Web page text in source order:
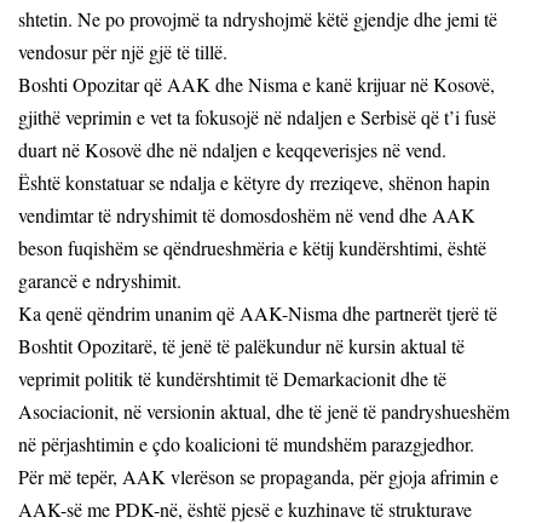
shtetin. Ne po provojmë ta ndryshojmë këtë gjendje dhe jemi të
vendosur për një gjë të tillë.
Boshti Opozitar që AAK dhe Nisma e kanë krijuar në Kosovë,
gjithë veprimin e vet ta fokusojë në ndaljen e Serbisë që t’i fusë
duart në Kosovë dhe në ndaljen e keqqeverisjes në vend.
Është konstatuar se ndalja e këtyre dy rreziqeve, shënon hapin
vendimtar të ndryshimit të domosdoshëm në vend dhe AAK
beson fuqishëm se qëndrueshmëria e këtij kundërshtimi, është
garancë e ndryshimit.
Ka qenë qëndrim unanim që AAK-Nisma dhe partnerët tjerë të
Boshtit Opozitarë, të jenë të palëkundur në kursin aktual të
veprimit politik të kundërshtimit të Demarkacionit dhe të
Asociacionit, në versionin aktual, dhe të jenë të pandryshueshëm
në përjashtimin e çdo koalicioni të mundshëm parazgjedhor.
Për më tepër, AAK vlerëson se propaganda, për gjoja afrimin e
AAK-së me PDK-në, është pjesë e kuzhinave të strukturave